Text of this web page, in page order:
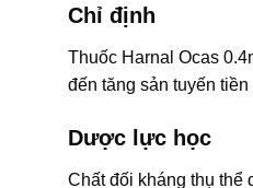
Chỉ định
Thuốc Harnal Ocas
đến tăng sản tuyến
Dược lực học
Chất đối kháng thụ thể